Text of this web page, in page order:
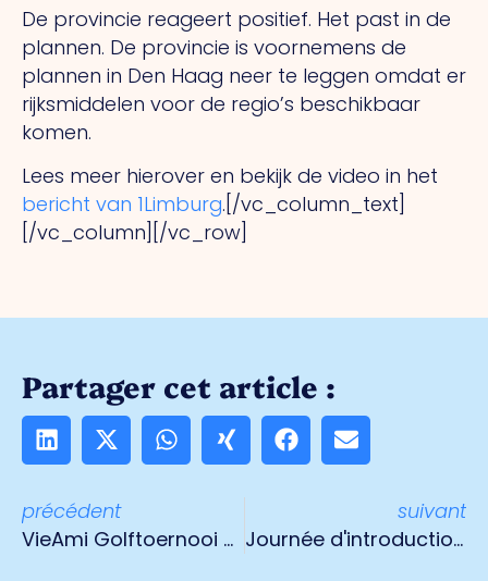
De provincie reageert positief. Het past in de
plannen. De provincie is voornemens de
plannen in Den Haag neer te leggen omdat er
rijksmiddelen voor de regio’s beschikbaar
komen.
Lees meer hierover en bekijk de video in het
bericht van 1Limburg.[/vc_column_text]
[/vc_column][/vc_row]
Partager cet article :
précédent
VieAmi Golftoernooi 6 september 2019
suivant
Journée d'introduction à Venlo pour les nouveaux étudiants